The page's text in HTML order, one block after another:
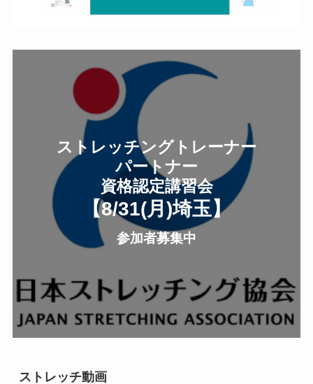
ストレッチングトレーナー
パートナー
資格認定講習会
【8/31(月 )埼玉】
参加者募集中
ストレッチ動画